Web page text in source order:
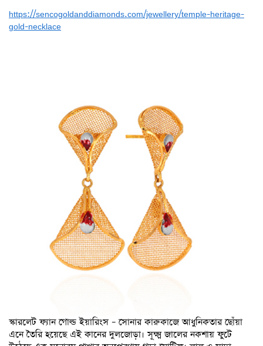
https://sencogoldanddiamonds.com/jewellery/temple-heritage-
gold-necklace
স্কারলেট ফ্যান গোল্ড ইয়ারিংস – সোনার কারুকাজে আধুনিকতার ছোঁয়া
এনে তৈরি হয়েছে এই কানের দুলজোড়া। সূক্ষ্ম জালের নকশায় ফুটে